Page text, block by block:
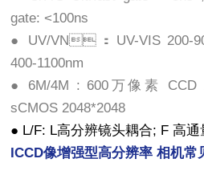
gate: <100ns
● UV/VN：UV-VIS 200-
400-1100nm
● 6M/4M : 600万像素 CCD
sCMOS 2048*2048
● L/F: L高分辨镜头耦合; F 高
ICCD像增强型高分辨率 相机常